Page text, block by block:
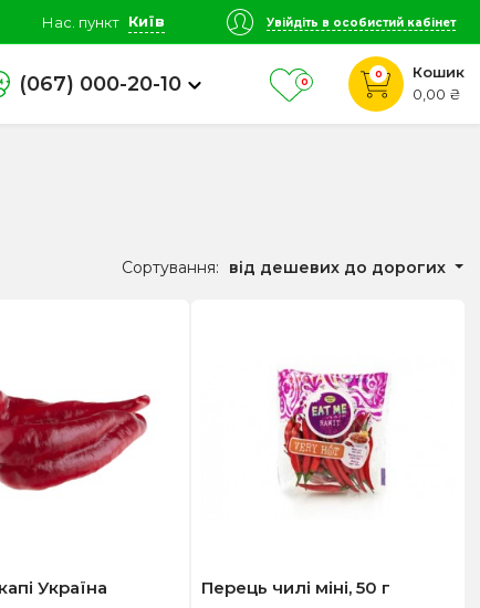
Нас. пункт Київ Увійдіть в особистий кабінет
(067) 000-20-10 0
0
Кошик
0,00 ₴
Сортування: від дешевих до дорогих
Україна Перець чилі міні, 50 г